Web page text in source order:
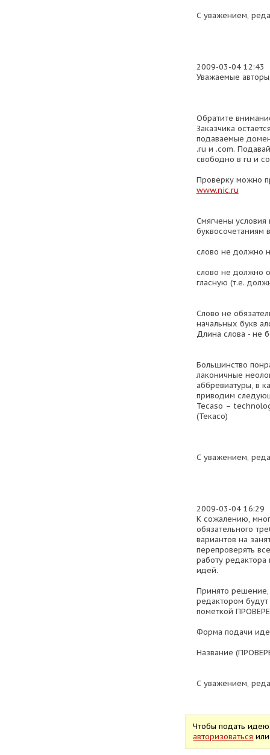
С уважением,
2009-03-04 12:43
Уважаемые
Обратите
Заказчика
подаваемые
.ru и .com.
свободно в ru и
Проверку можно
www.nic.ru
Смягчены
буквосочетаниям
слово не должно
слово не должно
гласную (т.е.
Слово не
начальных букв
Длина слова - не
Большинство
лаконичные
аббревиатуры, в
приводим
Tecaso –
(Текасо)
С уважением,
2009-03-04 16:29
К сожалению,
обязательного
вариантов на
перепроверять
работу редактора
идей.
Принято
редактором будут
пометкой
Форма подачи
Название
С уважением,
Чтобы подать
авторизоваться